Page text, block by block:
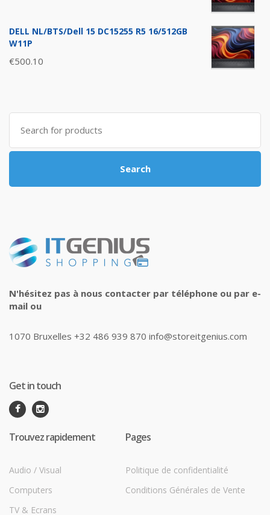
DELL NL/BTS/Dell 15 DC15255 R5 16/512GB
W11P
€500.10
Search
for:
Search
N'hésitez pas à nous contacter par téléphone ou par e-
mail ou
1070 Bruxelles +32 486 939 870 info@storeitgenius.com
Get in touch
Trouvez rapidement
Audio / Visual
Computers
TV & Ecrans
Pages
Politique de confidentialité
Conditions Générales de Vente